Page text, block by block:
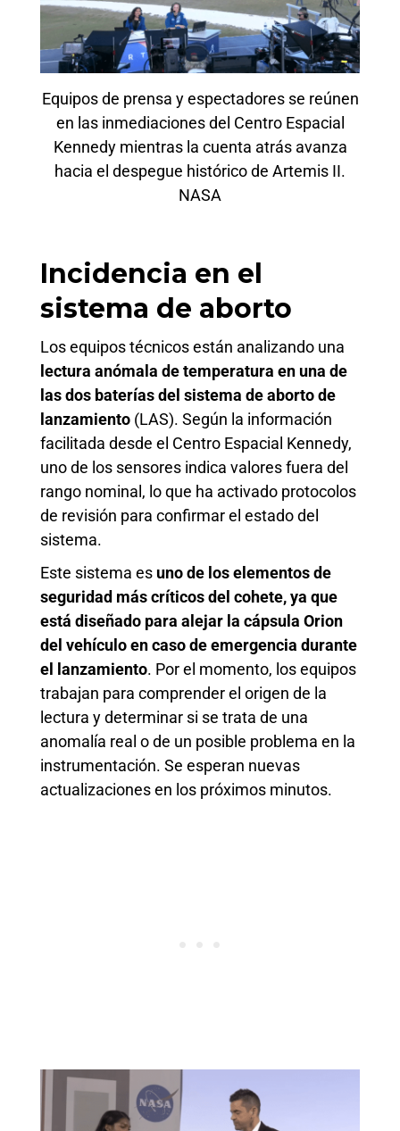
Equipos de prensa y espectadores se reúnen
en las inmediaciones del Centro Espacial
Kennedy mientras la cuenta atrás avanza
hacia el despegue histórico de Artemis II.
NASA
Incidencia en el
sistema de aborto
Los equipos técnicos están analizando una
lectura anómala de temperatura en una de
las dos baterías del sistema de aborto de
lanzamiento (LAS). Según la información
facilitada desde el Centro Espacial Kennedy,
uno de los sensores indica valores fuera del
rango nominal, lo que ha activado protocolos
de revisión para confirmar el estado del
sistema.
Este sistema es uno de los elementos de
seguridad más críticos del cohete, ya que
está diseñado para alejar la cápsula Orion
del vehículo en caso de emergencia durante
el lanzamiento. Por el momento, los equipos
trabajan para comprender el origen de la
lectura y determinar si se trata de una
anomalía real o de un posible problema en la
instrumentación. Se esperan nuevas
actualizaciones en los próximos minutos.